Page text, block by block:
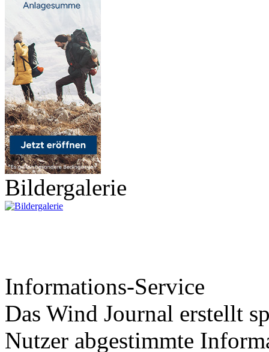
Bildergalerie
Informations-Service
Das Wind Journal erstellt
Nutzer abgestimmte